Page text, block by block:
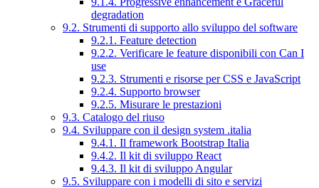
degradation
9.2. Strumenti di supporto allo sviluppo del software
9.2.1. Feature detection
9.2.2. Verificare le feature disponibili con Can I
use
9.2.3. Strumenti e risorse per CSS e JavaScript
9.2.4. Supporto browser
9.2.5. Misurare le prestazioni
9.3. Catalogo del riuso
9.4. Sviluppare con il design system .italia
9.4.1. Il framework Bootstrap Italia
9.4.2. Il kit di sviluppo React
9.4.3. Il kit di sviluppo Angular
9.5. Sviluppare con i modelli di sito e servizi